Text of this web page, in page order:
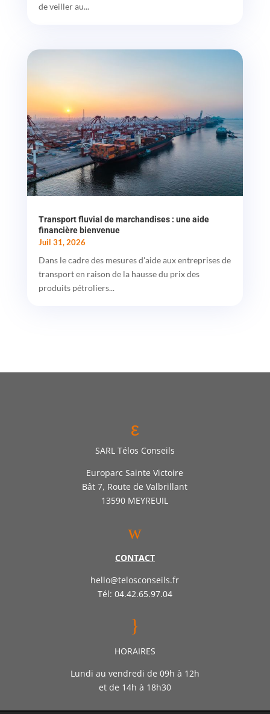
de veiller au...
Transport fluvial de marchandises : une aide
financière bienvenue
Juil 31, 2026
Dans le cadre des mesures d'aide aux entreprises de
transport en raison de la hausse du prix des
produits pétroliers...
ε
SARL Télos Conseils
Europarc Sainte Victoire
Bât 7, Route de Valbrillant
13590 MEYREUIL
w
CONTACT
hello@telosconseils.fr
Tél: 04.42.65.97.04
}
HORAIRES
Lundi au vendredi de 09h à 12h
et de 14h à 18h30